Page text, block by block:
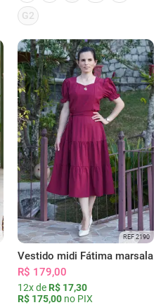
G2
REF 2190
Vestido midi Fátima marsala
R$ 179,00
12x de R$ 17,30
R$ 175,00 no PIX